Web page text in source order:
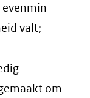
valt;
om